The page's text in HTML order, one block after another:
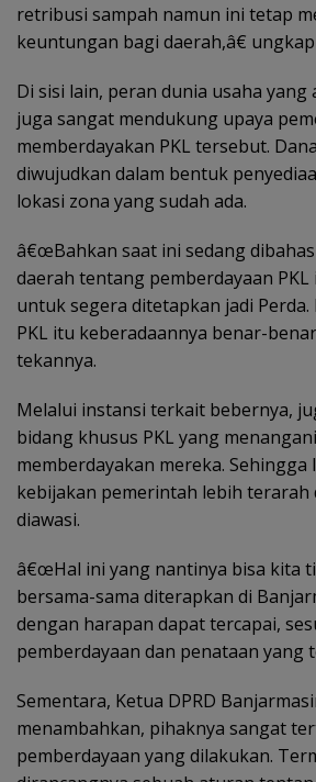
retribusi sampah namun ini tetap
keuntungan bagi daerah,â€
Di sisi lain, peran dunia usaha yang
juga sangat mendukung upaya
memberdayakan PKL tersebut.
diwujudkan dalam bentuk
lokasi zona yang sudah ada.
â€œBahkan saat ini sedang
daerah tentang pemberdayaan
untuk segera ditetapkan jadi
PKL itu keberadaannya benar-benar
tekannya.
Melalui instansi terkait bebernya,
bidang khusus PKL yang
memberdayakan mereka. Sehingga
kebijakan pemerintah lebih
diawasi.
â€œHal ini yang nantinya bisa kita
bersama-sama diterapkan di
dengan harapan dapat tercapai,
pemberdayaan dan penataan yang
Sementara, Ketua DPRD
menambahkan, pihaknya sangat
pemberdayaan yang dilakukan.